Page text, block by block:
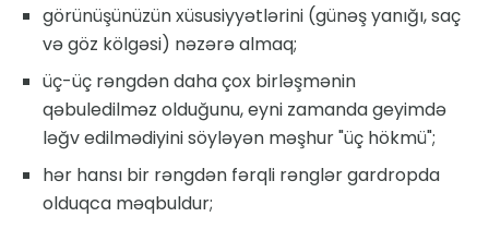
görünüşünüzün xüsusiyyətlərini (günəş yanığı, saç
və göz kölgəsi) nəzərə almaq;
üç-üç rəngdən daha çox birləşmənin
qəbuledilməz olduğunu, eyni zamanda geyimdə
ləğv edilmədiyini söyləyən məşhur "üç hökmü";
hər hansı bir rəngdən fərqli rənglər gardropda
olduqca məqbuldur;